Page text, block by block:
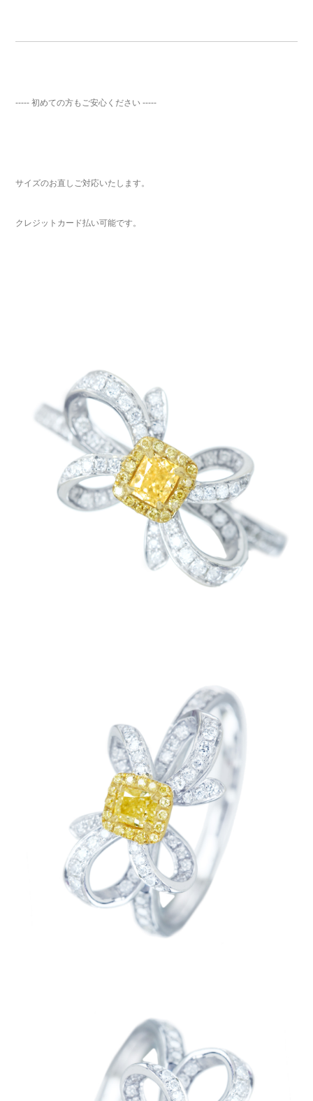
----- 初めての方もご安心ください -----
サイズのお直しご対応いたします。
クレジットカード払い可能です。